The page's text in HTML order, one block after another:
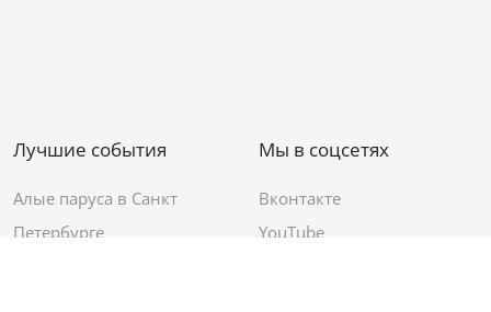
Лучшие события
Алые паруса в Санкт
Петербурге
Мы в соцсетях
Вконтакте
YouTube